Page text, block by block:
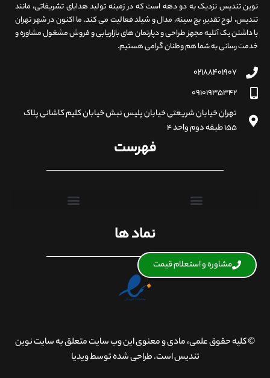
نوین تندیس نزدیک به دو دهه است که در زمینه تولید هدایای تشریفاتی، مانند
تندیس، لوح تقدیر، بج سینه، مدال و شیلد فعالیت می کند. ما اکنون در شهر تهران
با داشتن یک آتلیه مجهز طراحی و دپارتمان های بازاریابی و فروش مشغول مشاوره و
خدمت رسانی به شما هم وطنان گرامی هستیم.
۰۲۱۸۸۴۰۱۹۰۷
۰۹۱۰۱۹۳۵۳۴۲
تهران خیابان شریعتی خیابان پلیس نبش خیابان کلیم کاشانی پلاک
۱۵۵ طبقه دوم واحد ۴
فهرست
نماد ها
© کلیه حقوق علمی، مادی و معنوی این وب سایت متعلق به سایت نوین
تندیس است. طراحی شده توسط ویدیا
مشاوره و استعلام قیمت